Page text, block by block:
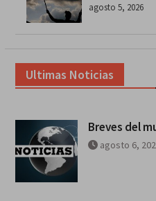
agosto 5, 2026
Ultimas Noticias
Breves del
agosto 6,